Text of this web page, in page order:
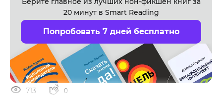
20 минут в Smart Reading
Попробовать 7 дней бесплатно
713 0